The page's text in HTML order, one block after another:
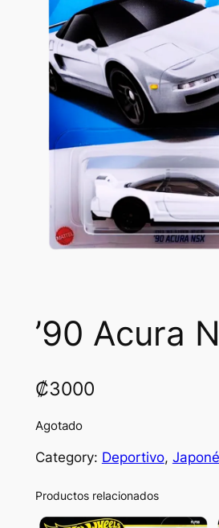
’90 Acura
₡3000
Agotado
Category: Deportivo,
Productos relacionados